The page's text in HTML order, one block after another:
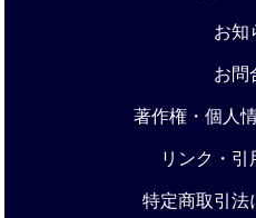
お知
お問
著作権・個人
リンク・引
特定商取引法